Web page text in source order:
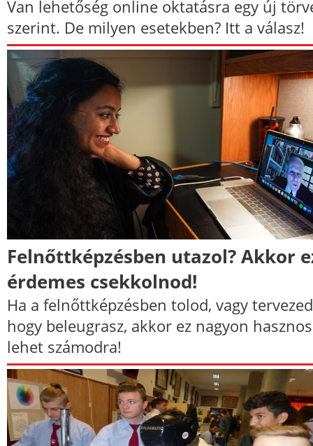
Van lehetőség online oktatásra egy új
szerint. De milyen esetekben? Itt a válasz!
Felnőttképzésben utazol? Akkor
érdemes csekkolnod!
Ha a felnőttképzésben tolod, vagy
hogy beleugrasz, akkor ez nagyon hasznos
lehet számodra!